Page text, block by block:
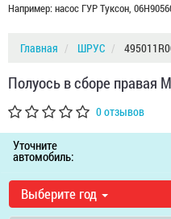
Например: насос ГУР Туксон,
Главная ШРУС
Полуось в сборе правая
0 отзывов
Уточните
автомобиль:
Выберите год